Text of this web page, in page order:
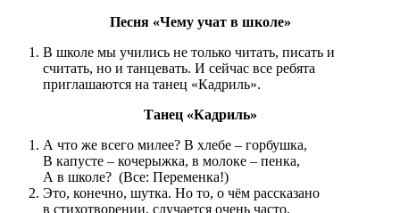
Песня «Чему учат в школе»
В школе мы учились не только читать, писать и
считать, но и танцевать. И сейчас все ребята
приглашаются на танец «Кадриль».
Танец «Кадриль»
А что же всего милее? В хлебе – горбушка,
В капусте – кочерыжка, в молоке – пенка,
А в школе? (Все: Переменка!)
Это, конечно, шутка. Но то, о чём рассказано
в стихотворении, случается очень часто.